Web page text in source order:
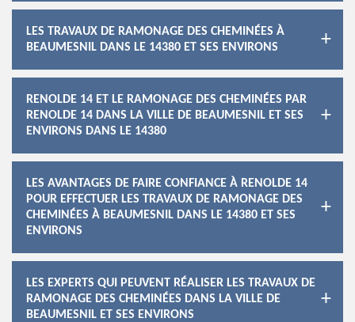
LES TRAVAUX DE RAMONAGE DES CHEMINÉES À
BEAUMESNIL DANS LE 14380 ET SES ENVIRONS
RENOLDE 14 ET LE RAMONAGE DES CHEMINÉES PAR
RENOLDE 14 DANS LA VILLE DE BEAUMESNIL ET SES
ENVIRONS DANS LE 14380
LES AVANTAGES DE FAIRE CONFIANCE À RENOLDE 14
POUR EFFECTUER LES TRAVAUX DE RAMONAGE DES
CHEMINÉES À BEAUMESNIL DANS LE 14380 ET SES
ENVIRONS
LES EXPERTS QUI PEUVENT RÉALISER LES TRAVAUX DE
RAMONAGE DES CHEMINÉES DANS LA VILLE DE
BEAUMESNIL ET SES ENVIRONS